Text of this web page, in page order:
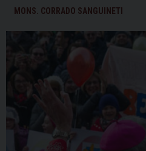
MONS. CORRADO SANGUINETI